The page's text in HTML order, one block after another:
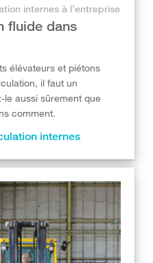
internes à l’entreprise
fluide dans
élévateurs et piétons
il faut un
le aussi sûrement que
comment.
internes